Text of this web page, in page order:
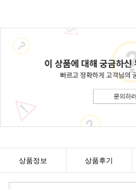
상품정보 상품후기